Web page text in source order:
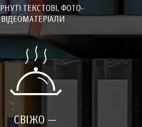
ТЕКСТОВІ, ФОТО-
І ВІДЕОМАТЕРІАЛИ
СВІЖО —